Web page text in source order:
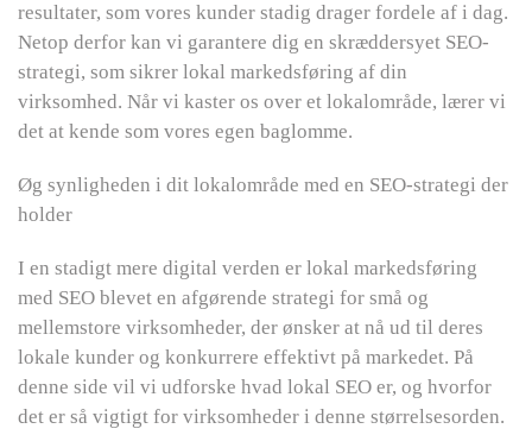
resultater, som vores kunder stadig drager fordele af i dag.
Netop derfor kan vi garantere dig en skræddersyet SEO-
strategi, som sikrer lokal markedsføring af din
virksomhed. Når vi kaster os over et lokalområde, lærer vi
det at kende som vores egen baglomme.
Øg synligheden i dit lokalområde med en SEO-strategi der
holder
I en stadigt mere digital verden er lokal markedsføring
med SEO blevet en afgørende strategi for små og
mellemstore virksomheder, der ønsker at nå ud til deres
lokale kunder og konkurrere effektivt på markedet. På
denne side vil vi udforske hvad lokal SEO er, og hvorfor
det er så vigtigt for virksomheder i denne størrelsesorden.